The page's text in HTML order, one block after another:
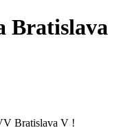
Bratislava
Bratislava V !